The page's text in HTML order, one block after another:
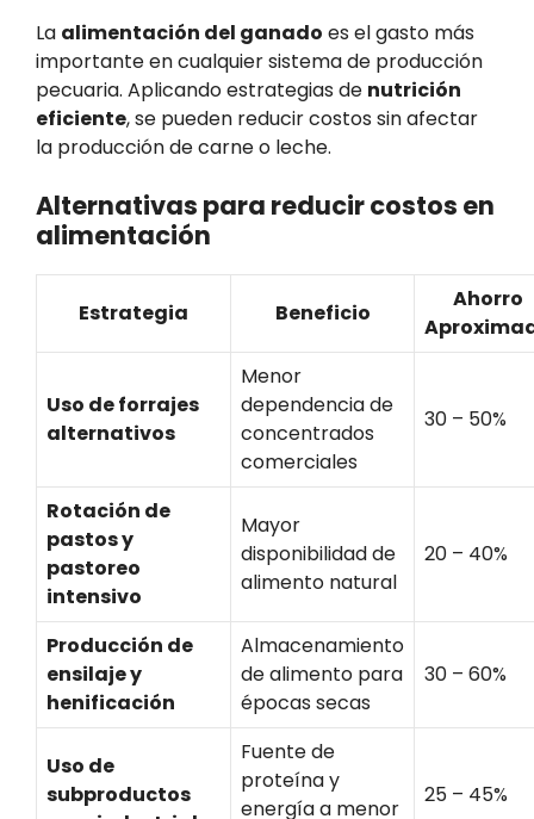
La alimentación del ganado es el gasto más
importante en cualquier sistema de producción
pecuaria. Aplicando estrategias de nutrición
eficiente, se pueden reducir costos sin afectar
la producción de carne o leche.
Alternativas para reducir costos en
alimentación
Estrategia Beneficio
Ahorro
Uso de forrajes
alternativos
Menor
dependencia de
concentrados
comerciales
30 – 50%
Rotación de
pastos y
pastoreo
intensivo
Mayor
disponibilidad de
alimento natural
20 – 40%
Producción de
ensilaje y
henificación
Almacenamiento
de alimento para
épocas secas
30 – 60%
Uso de
subproductos
Fuente de
proteína y
energía a menor
25 – 45%